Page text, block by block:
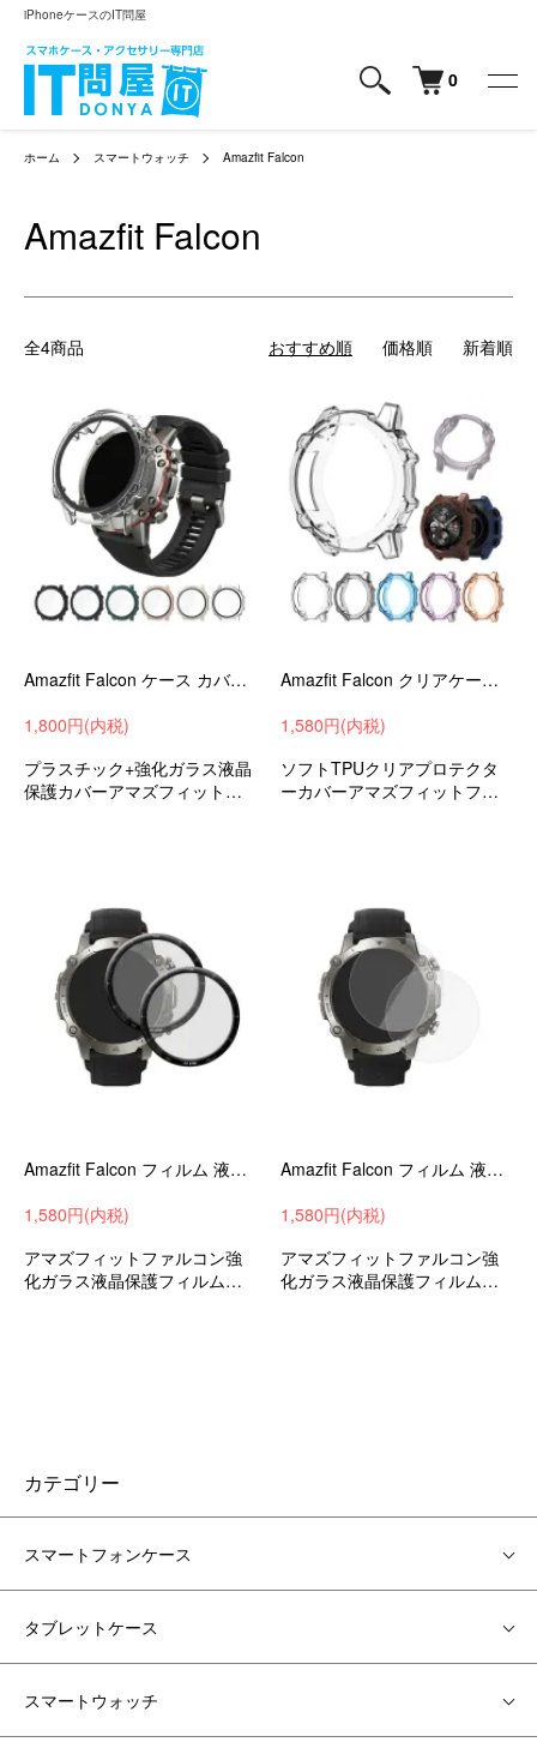
iPhoneケースのIT問屋
0
ホーム スマートウォッチ Amazfit Falcon
Amazfit Falcon
全4商品 おすすめ順 価格順 新着順
Amazfit Falcon ケース カバー 強化ガラス（ガラスフィルム）付き 全面保護 液晶保護ケース 単色/クリア フィルム一体 ハードケース
1,800円(内税)
プラスチック+強化ガラス液晶
保護カバーアマズフィットフ
Amazfit Falcon クリアケース カバー クリア 透明 ソフト TPU プロテクターカバー 保護ケース/カバー 耐衝撃ケース/カバー ソフトケース
1,580円(内税)
ソフトTPUクリアプロテクタ
ーカバーアマズフィットファ
Amazfit Falcon フィルム 液晶保護 アマズフィット ファルコン 液晶保護フィルム 2枚入り 保護シート 液晶保護 光沢 傷防止 スマートウォッチ
1,580円(内税)
アマズフィットファルコン強
化ガラス液晶保護フィルムス
Amazfit Falcon フィルム 液晶保護 2枚入り アマズフィット ファルコン 液晶保護フィルム 保護シート 液晶保護 光沢 傷防止
1,580円(内税)
アマズフィットファルコン強
化ガラス液晶保護フィルムス
カテゴリー
スマートフォンケース
タブレットケース
スマートウォッチ